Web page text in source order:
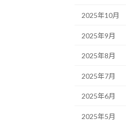
2025年10月
2025年9月
2025年8月
2025年7月
2025年6月
2025年5月